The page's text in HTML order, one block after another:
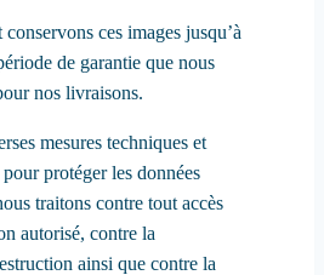
ces images jusqu’à
de garantie que nous
nos livraisons.
mesures techniques et
protéger les données
traitons contre tout accès
autorisé, contre la
ainsi que contre la